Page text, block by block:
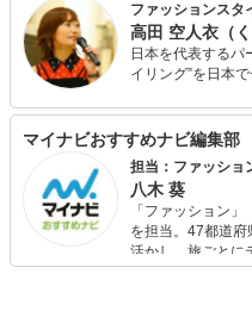
ファッションスタ
高田 空人衣（く
日本を代表するパ
イリング”を日本
スペシャリストと
ビ『ズームイン!!
人気TV番組に出演・番組
ー・講師のオファ
ング実績として『
数。小学館、学
マルイなどファッ
も活躍。数多く連
マイナビおすすめナビ編集部
担当：ファッショ
八木 葵
「ファッション
を担当。47都道
活かし、旅ごとに
が得意。また、ア